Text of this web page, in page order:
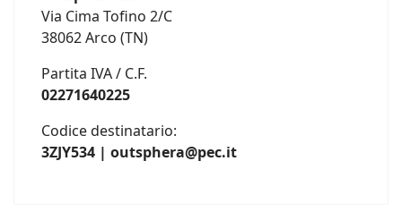
Via Cima Tofino 2/C
38062 Arco (TN)
Partita IVA / C.F.
02271640225
Codice destinatario:
3ZJY534 | outsphera@pec.it